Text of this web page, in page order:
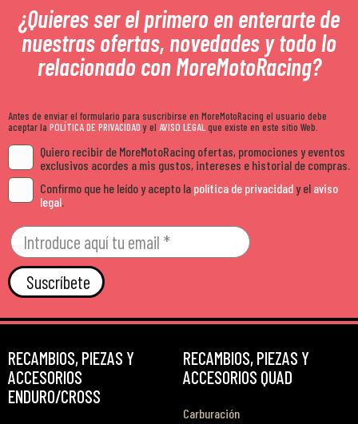
¿Quieres ser el primero en enterarte de
nuestras ofertas, novedades y todo lo
relacionado con MoreMotoRacing?
Antes de enviar el formulario para suscribirse en MoreMotoRacing el usuario debe
aceptar la POLÍTICA DE PRIVACIDADy el AVISO LEGALque existe en este sitio Web.
Quiero recibir de MoreMotoRacing ofertas, promociones y eventos
exclusivos acordes a mis gustos, intereses e historial de compras.
Confirmo que he leído y acepto la política de privacidady el aviso
legal.
Suscríbete
RECAMBIOS, PIEZAS Y
ACCESORIOS
ENDURO/CROSS
RECAMBIOS, PIEZAS Y
ACCESORIOS QUAD
Carburación